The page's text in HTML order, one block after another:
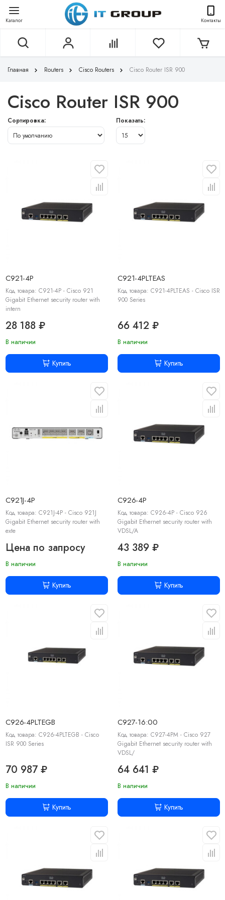
Каталог Контакты
Главная Routers Cisco Routers Cisco Router ISR 900
Cisco Router ISR 900
Сортировка: Показать:
C921-4P
Код товара: C921-4P - Cisco 921
Gigabit Ethernet security router with
intern
28 188 ₽
В наличии
Купить
C921-4PLTEAS
Код товара: C921-4PLTEAS - Cisco ISR
900 Series
66 412 ₽
В наличии
Купить
C921J-4P
Код товара: C921J-4P - Cisco 921J
Gigabit Ethernet security router with
exte
Цена по запросу
В наличии
Купить
C926-4P
Код товара: C926-4P - Cisco 926
Gigabit Ethernet security router with
VDSL/A
43 389 ₽
В наличии
Купить
C926-4PLTEGB
Код товара: C926-4PLTEGB - Cisco
ISR 900 Series
70 987 ₽
В наличии
Купить
C927-16:00
Код товара: C927-4PM - Cisco 927
Gigabit Ethernet security router with
VDSL/
64 641 ₽
В наличии
Купить